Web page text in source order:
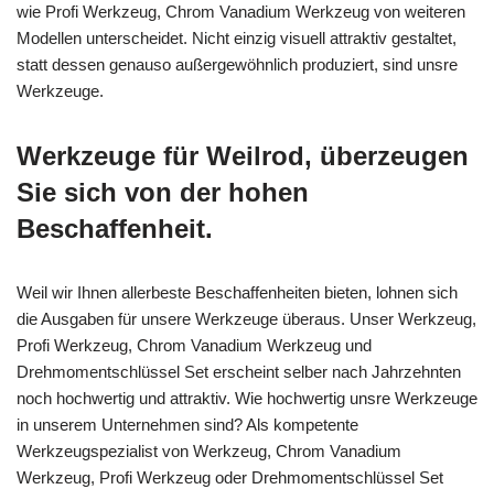
wie Profi Werkzeug, Chrom Vanadium Werkzeug von weiteren
Modellen unterscheidet. Nicht einzig visuell attraktiv gestaltet,
statt dessen genauso außergewöhnlich produziert, sind unsre
Werkzeuge.
Werkzeuge für Weilrod, überzeugen
Sie sich von der hohen
Beschaffenheit.
Weil wir Ihnen allerbeste Beschaffenheiten bieten, lohnen sich
die Ausgaben für unsere Werkzeuge überaus. Unser Werkzeug,
Profi Werkzeug, Chrom Vanadium Werkzeug und
Drehmomentschlüssel Set erscheint selber nach Jahrzehnten
noch hochwertig und attraktiv. Wie hochwertig unsre Werkzeuge
in unserem Unternehmen sind? Als kompetente
Werkzeugspezialist von Werkzeug, Chrom Vanadium
Werkzeug, Profi Werkzeug oder Drehmomentschlüssel Set